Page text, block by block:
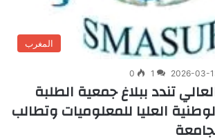
المغرب
2026-03-
1
0
تندد ببلاغ جمعية الطلبة
العليا للمعلوميات وتطالب